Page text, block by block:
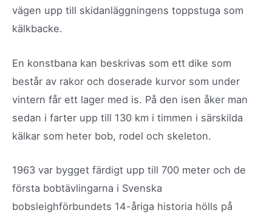
vägen upp till skidanläggningens toppstuga som
kälkbacke.
En konstbana kan beskrivas som ett dike som
består av rakor och doserade kurvor som under
vintern får ett lager med is. På den isen åker man
sedan i farter upp till 130 km i timmen i särskilda
kälkar som heter bob, rodel och skeleton.
1963 var bygget färdigt upp till 700 meter och de
första bobtävlingarna i Svenska
bobsleighförbundets 14-åriga historia hölls på